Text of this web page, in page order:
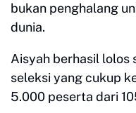
bukan penghalang
dunia.
Aisyah berhasil lolos
seleksi yang cukup
5.000 peserta dari